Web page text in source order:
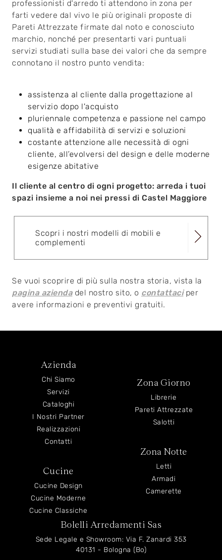
professionisti d'arredo ti attendono in zona per
farti vedere dal vivo le più originali proposte di
Pareti Attrezzate firmate dal noto e conosciuto
marchio, nonché per presentarti vari puntuali
servizi studiati sulla base dei valori che da sempre
connotano il nostro punto vendita:
assistenza al cliente dalla progettazione al
servizio dopo l'acquisto
pluriennale competenza e passione nel campo
qualità e affidabilità di servizi e soluzioni
costante attenzione alle necessità di ogni
cliente, all’evolversi del design e delle moderne
esigenze abitative
Il cliente al centro di ogni progetto: arreda i tuoi
spazi insieme a noi nei pressi di Castel Maggiore
Scopri i nostri modelli di mobili e
complementi
Se vuoi scoprire di più sulla nostra storia, vista la
pagina aziendadel nostro sito, o contattaciper
avere informazioni e preventivi gratuiti.
Azienda
Chi Siamo
Servizi
Cataloghi
I Nostri Partner
Realizzazioni
Contatti
Cucine
Cucine Design
Cucine Moderne
Cucine Classiche
Zona Giorno
Librerie
Pareti Attrezzate
Salotti
Zona Notte
Letti
Armadi
Camerette
Bolelli Arredamenti Sas
Sede Legale e Showroom: Via F. Zanardi 353
40131 - Bologna (Bo)